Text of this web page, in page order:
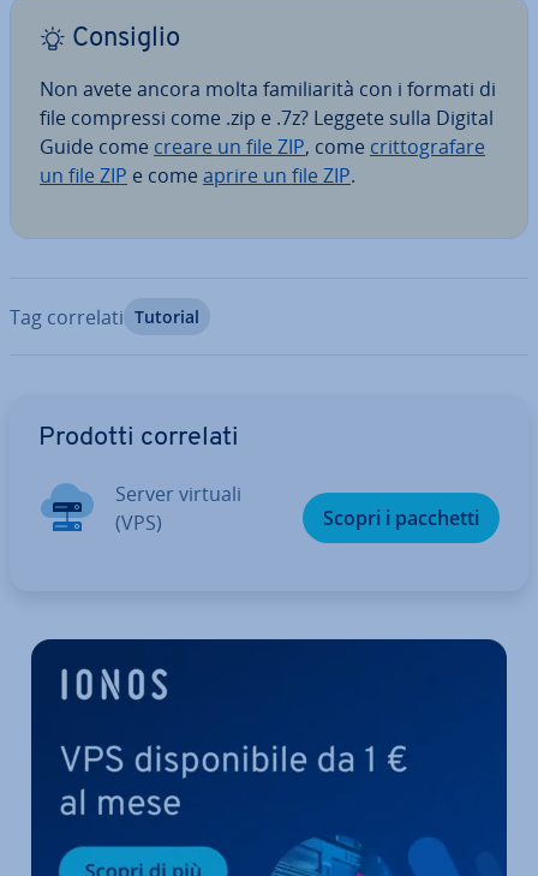
Consiglio
Non avete ancora molta fa­mi­lia­ri­tà con i formati di
file compressi come .zip e .7z? Leggete sulla Digital
Guide come creare un file ZIP, come crit­to­gra­fa­re
un file ZIP e come aprire un file ZIP.
Tag correlati Tutorial
Prodotti correlati
Server virtuali
(VPS)
Scopri i pacchetti